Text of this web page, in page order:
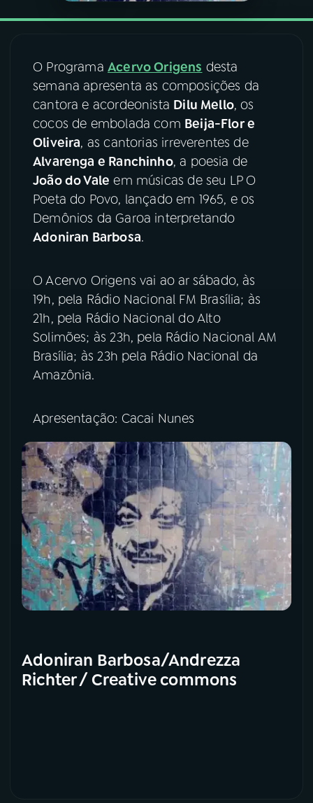
VIDEOCASTS
07ÚLTIMAS
08 FESTIVAL DE MÚSICA
ACOMPANHE A RÁDIO NACIONAL
YouTube Facebook
Instagram X
O Programa Acervo Origens desta
semana apresenta as composições da
cantora e acordeonista Dilu Mello, os
cocos de embolada com Beija-Flor e
Oliveira, as cantorias irreverentes de
Alvarenga e Ranchinho, a poesia de
João do Vale em músicas de seu LP O
Poeta do Povo, lançado em 1965, e os
Demônios da Garoa interpretando
Adoniran Barbosa.
O Acervo Origens vai ao ar sábado, às
19h, pela Rádio Nacional FM Brasília; às
21h, pela Rádio Nacional do Alto
Solimões; às 23h, pela Rádio Nacional AM
Brasília; às 23h pela Rádio Nacional da
Amazônia.
Apresentação: Cacai Nunes
Adoniran Barbosa/Andrezza
Richter / Creative commons